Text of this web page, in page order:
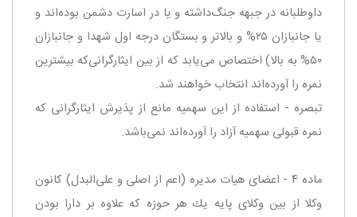
داوطلبانه در جبهه جنگ‌داشته و یا در اسارت دشمن بوده‌اند و
یا جانبازان ۲۵% و بالاتر و بستگان درجه اول شهدا و جانبازان
۵۰% به بالا) اختصاص می‌یابد كه از بین ایثارگرانی‌كه بیشترین
نمره را آورده‌اند انتخاب خواهند شد.
‌تبصره - استفاده از این سهمیه مانع از پذیرش ایثارگرانی كه
نمره قبولی سهمیه آزاد را آورده‌اند نمی‌باشد.
ماده ۴ - اعضای هیات مدیره (‌اعم از اصلی و علی‌البدل) كانون
وكلا از بین وكلای پایه یك هر حوزه كه علاوه بر دارا بودن